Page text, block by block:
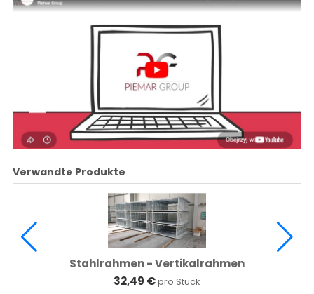
Verwandte Produkte
Stahlrahmen - Vertikalrahmen
32,49 € pro Stück